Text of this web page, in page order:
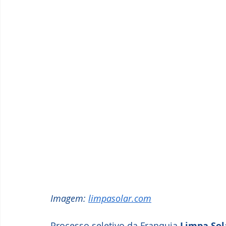
Imagem: limpasolar.com